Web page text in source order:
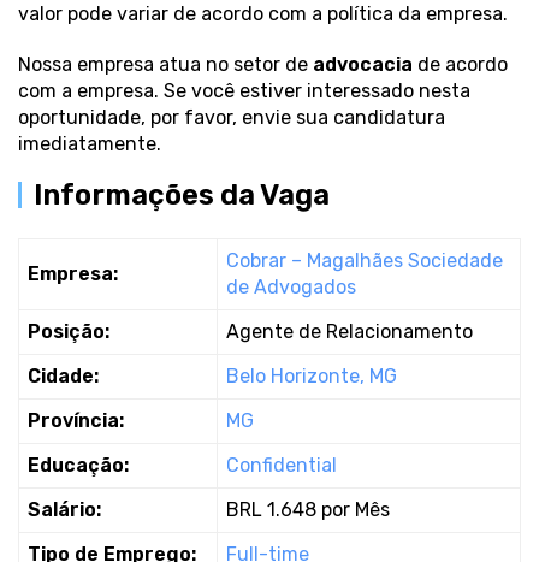
valor pode variar de acordo com a política da empresa.
Nossa empresa atua no setor de advocacia de acordo
com a empresa. Se você estiver interessado nesta
oportunidade, por favor, envie sua candidatura
imediatamente.
Informações da Vaga
Empresa:
Cobrar – Magalhães Sociedade
de Advogados
Posição:
Agente de Relacionamento
Cidade:
Belo Horizonte, MG
Província:
MG
Educação:
Confidential
Salário:
BRL 1.648 por Mês
Tipo de Emprego:
Full-time